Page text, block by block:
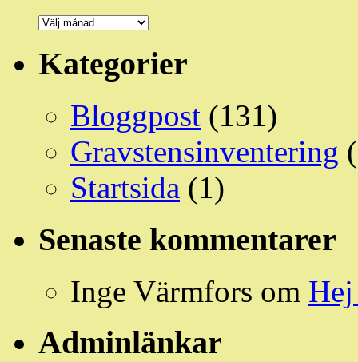
Arkiv
Kategorier
Bloggpost (131)
Gravstensinventering
Startsida (1)
Senaste kommentarer
Inge Värmfors om
Adminlänkar